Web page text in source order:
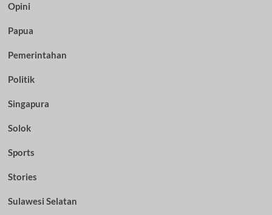
Opini
Papua
Pemerintahan
Politik
Singapura
Solok
Sports
Stories
Sulawesi Selatan